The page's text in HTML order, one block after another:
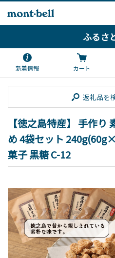
ふるさ
新着情報 カート
返礼品を
【徳之島特産】 手作り
め 4袋セット
菓子 黒糖 C-12